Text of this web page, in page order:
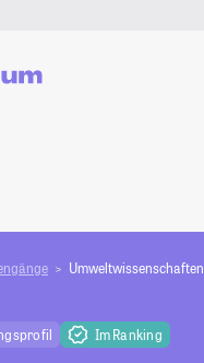
Umweltwissenschaften
Im Ranking